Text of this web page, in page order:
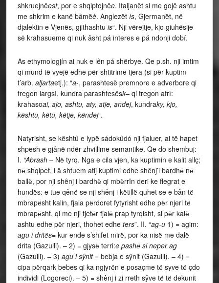
shkruejnëest, por e shqiptojnëe. Italjanët si me gojë ashtu
me shkrim e kanë bâmëè. Anglezët ìs, Gjermanët, në
djalektin e Vjenës, gjithashtu is“. Nji vërejtje, kjo giuhësije
së krahasueme qi nuk âsht pá interes e pá ndonji dobí.
As ethymologjín ai nuk e lên pá shërbye. Qe p.sh. nji imtim
qi mund të vyejë edhe për shtitrime tjera (si për kuptim
t’arb. aljartaetj.): “a-, parashtesë premnore e adverbore qi
tregon largsì, kundra parashtesësk– qi tregon afrì:
krahasoai, ajo, ashtu, aty, atje, andej, kundraky, kjo,
kështu, këtu, këtje, këndej“.
Natyrisht, se kështû e lypë sádokûdó nji fjaluer, ai të hapet
shpesh e gjânë ndër zhvillime semantike. Qe do shembuj:
I. “Abrash – Nё tyrq. Nga e cila vjen, ka kuptimin e kalit allç;
nё shqipet, i â shtuem atij kuptimi edhe shênj’i bardhё nё
ballё, por nji shênj i bardhё qi mbёrrîn deri ke flegrat e
hundёs: e tue qênё se nji shênj i kёtillё quhet se e bân tё
mbrapёsht kalin, fjala pёrdoret fytyrisht edhe pёr njeri tё
mbrapёsht, qi me nji tjetёr fjalё prap tyrqisht, si pёr kalё
ashtu edhe pёr njeri, thohet edhe ters”. II. “ag-u 1) = agim:
agu i dritёs= kur ende s’shifet mirё, por ka nisё me dalё
drita (Gazulli). – 2) = gjysё terri:e pashё si neper ag
(Gazulli). – 3) agu i sŷnit = bebja e sŷnit (Gazulli). – 4) =
cipa pёrqark bebes qi ka ngjyrёn e posaçme tё syve tё çdo
individi (Logoreci). – 5) = shênj i zi rreth sŷve tё tё dekunit